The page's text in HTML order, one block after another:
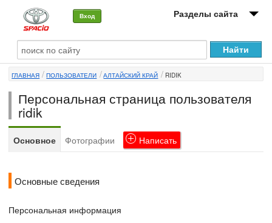
Вход Разделы сайта
О машине
Автоклуб
Форумы
Сервисы и услуги
ГЛАВНАЯ ПОЛЬЗОВАТЕЛИ АЛТАЙСКИЙ КРАЙ RIDIK
Персональная страница пользователя
ridik
Основное Фотографии Написать
Основные сведения
Персональная информация